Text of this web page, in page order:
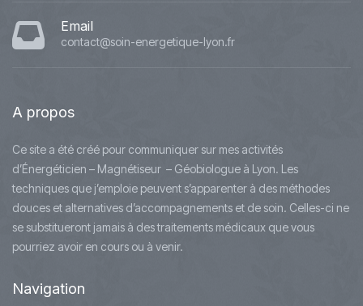
Email
contact@soin-energetique-lyon.fr
A propos
Ce site a été créé pour communiquer sur mes activités
d’Énergéticien – Magnétiseur – Géobiologue à Lyon. Les
techniques que j’emploie peuvent s’apparenter à des méthodes
douces et alternatives d’accompagnements et de soin. Celles-ci ne
se substitueront jamais à des traitements médicaux que vous
pourriez avoir en cours ou à venir.
Navigation